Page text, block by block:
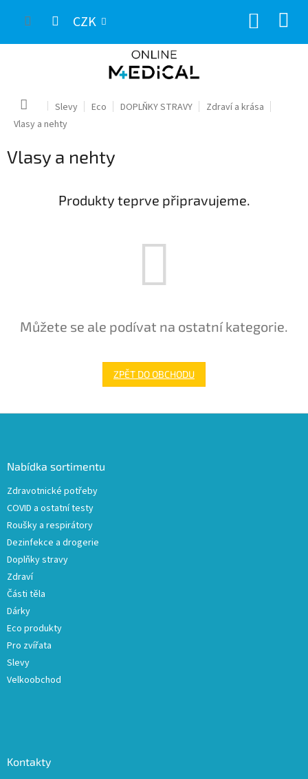
CZK
Domů Slevy Eco DOPLŇKY STRAVY
Zdraví a krása
Vlasy a nehty
Vlasy a nehty
Produkty teprve připravujeme.
Můžete se ale podívat na ostatní kategorie.
ZPĚT DO OBCHODU
Nabídka sortimentu
Zdravotnické potřeby
COVID a ostatní testy
Roušky a respirátory
Dezinfekce a drogerie
Doplňky stravy
Zdraví
Části těla
Dárky
Eco produkty
Pro zvířata
Slevy
Velkoobchod
Kontakty